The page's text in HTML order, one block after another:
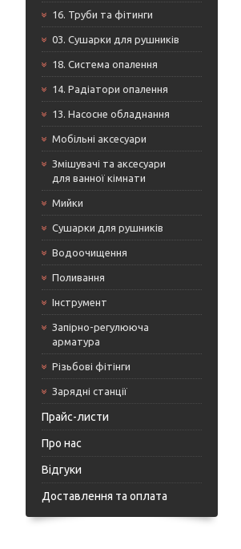
16. Труби та фітинги
03. Сушарки для рушників
18. Система опалення
14. Радіатори опалення
13. Насосне обладнання
Мобільні аксесуари
Змішувачі та аксесуари
для ванної кімнати
Мийки
Сушарки для рушників
Водоочищення
Поливання
Інструмент
Запірно-регулююча
арматура
Різьбові фітінги
Зарядні станції
Прайс-листи
Про нас
Відгуки
Доставлення та оплата